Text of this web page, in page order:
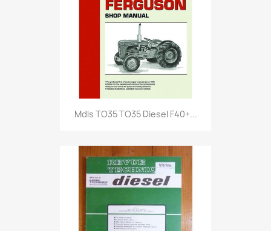
Mdls TO35 TO35 Diesel F40+...